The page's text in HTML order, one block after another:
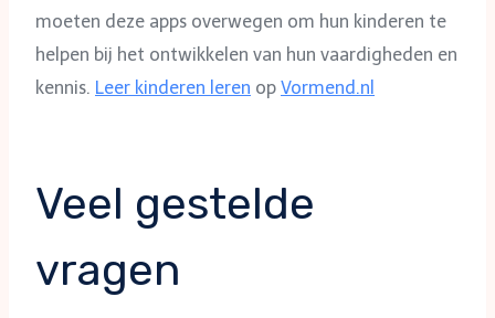
moeten deze apps overwegen om hun kinderen te
helpen bij het ontwikkelen van hun vaardigheden en
kennis. Leer kinderen leren op Vormend.nl
Veel gestelde
vragen